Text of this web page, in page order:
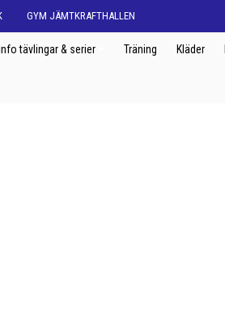
GYM JÄMTKRAFTHALLEN
tävlingar & serier Träning Kläder